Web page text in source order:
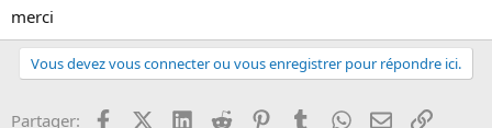
merci
Vous devez vous connecter ou vous enregistrer pour répondre ici.
Partager: FacebookX (Twitter)
LinkedInReddit PinterestTumblrWhatsApp
EmailLien